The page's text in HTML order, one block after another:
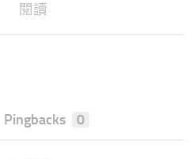
閱讀
Pingbacks 0